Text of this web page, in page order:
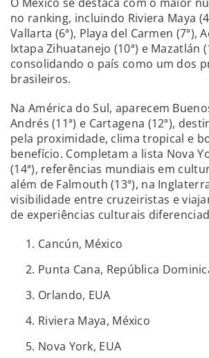
no ranking, incluindo Riviera Maya
Vallarta (6ª), Playa del Carmen (7ª),
Ixtapa Zihuatanejo (10ª) e Mazatlán
consolidando o país como um dos
brasileiros.
Na América do Sul, aparecem
Andrés (11ª) e Cartagena (12ª),
pela proximidade, clima tropical e
benefício. Completam a lista Nova
(14ª), referências mundiais em
além de Falmouth (13ª), na
visibilidade entre cruzeiristas e
de experiências culturais
Cancún, México
Punta Cana, República
Orlando, EUA
Riviera Maya, México
Nova York, EUA